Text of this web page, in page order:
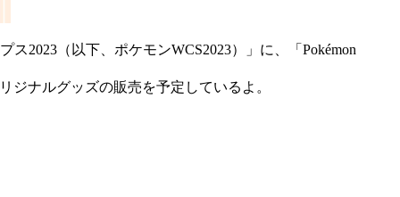
2023（以下、ポケモンWCS2023）」に、「Pokémon
ジナルグッズの販売を予定しているよ。